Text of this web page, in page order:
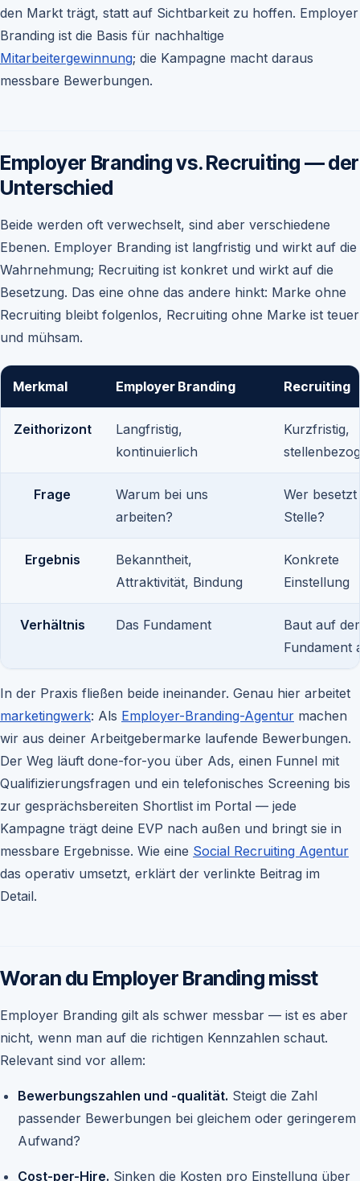
den Markt trägt, statt auf Sichtbarkeit zu hoffen. Employer
Branding ist die Basis für nachhaltige
Mitarbeitergewinnung; die Kampagne macht daraus
messbare Bewerbungen.
Employer Branding vs. Recruiting — der
Unterschied
Beide werden oft verwechselt, sind aber verschiedene
Ebenen. Employer Branding ist langfristig und wirkt auf die
Wahrnehmung; Recruiting ist konkret und wirkt auf die
Besetzung. Das eine ohne das andere hinkt: Marke ohne
Recruiting bleibt folgenlos, Recruiting ohne Marke ist teuer
und mühsam.
Merkmal Employer Branding Recruiting
Zeithorizont
Langfristig,
kontinuierlich
Kurzfristig,
Frage
Warum bei uns
arbeiten?
Wer besetzt
Stelle?
Ergebnis
Bekanntheit,
Attraktivität, Bindung
Konkrete
Einstellung
Verhältnis Das Fundament
Baut auf
Fundament
In der Praxis fließen beide ineinander. Genau hier arbeitet
marketingwerk: Als Employer-Branding-Agentur machen
wir aus deiner Arbeitgebermarke laufende Bewerbungen.
Der Weg läuft done-for-you über Ads, einen Funnel mit
Qualifizierungsfragen und ein telefonisches Screening bis
zur gesprächsbereiten Shortlist im Portal — jede
Kampagne trägt deine EVP nach außen und bringt sie in
messbare Ergebnisse. Wie eine Social Recruiting Agentur
das operativ umsetzt, erklärt der verlinkte Beitrag im
Detail.
Woran du Employer Branding misst
Employer Branding gilt als schwer messbar — ist es aber
nicht, wenn man auf die richtigen Kennzahlen schaut.
Relevant sind vor allem:
Bewerbungszahlen und -qualität. Steigt die Zahl
passender Bewerbungen bei gleichem oder geringerem
Aufwand?
Cost-per-Hire. Sinken die Kosten pro Einstellung über